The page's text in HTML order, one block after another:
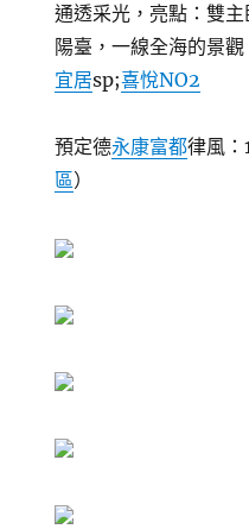
通透采光，亮點：雙
陽臺，一線全海的景
宜居sp;喜悅NO2
預定德永康富都律風：
區）